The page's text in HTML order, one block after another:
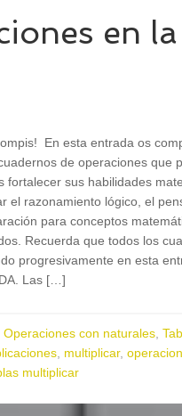
en
En esta entrada os
de operaciones que
fortalecer sus habilidades
el razonamiento lógico, el
para conceptos
Recuerda que todos los
progresivamente en esta
Las […]
Operaciones con naturales
multiplicar,
multiplicar